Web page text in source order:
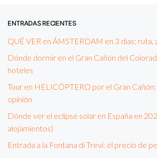
ENTRADAS RECIENTES
QUÉ VER en ÁMSTERDAM en 3 días:
Dónde dormir en el Gran Cañón del
hoteles
Tour en HELICÓPTERO por el Gran
opinión
Dónde ver el eclipse solar en España en
alojamientos)
Entrada a la Fontana di Trevi: el precio de